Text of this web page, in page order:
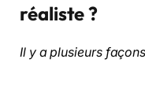
réaliste ?
Il y a plusieurs